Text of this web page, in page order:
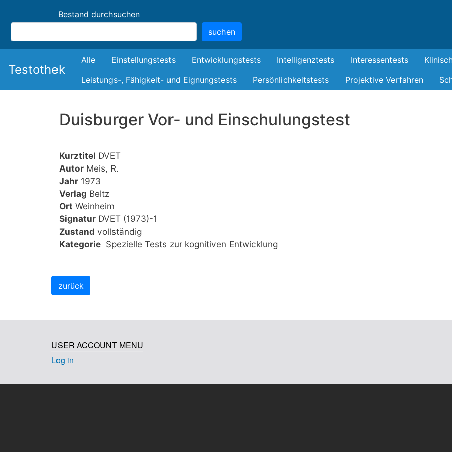
Bestand durchsuchen
suchen
Testothek
Bestand
Alle Einstellungstests Entwicklungstests Intelligenztests Interessentests
Leistungs-, Fähigkeit- und Eignungstests
Persönlichkeitstests Projektive Verfahren
Duisburger Vor- und Einschulungstest
Kurztitel DVET
Autor Meis, R.
Jahr 1973
Verlag Beltz
Ort Weinheim
Signatur DVET (1973)-1
Zustand vollständig
Kategorie Spezielle Tests zur kognitiven Entwicklung
USER ACCOUNT MENU
Log in